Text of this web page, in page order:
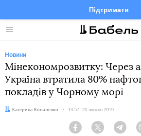
Меню
Підтримати
FacebookTelegram
Новини
Мінекономрозвитку: Через
Україна втратила 80%
покладів у Чорному морі
Автор:Катерина Коваленко Дата:
13:57, 20 лютого 2019
Facebook Twitter